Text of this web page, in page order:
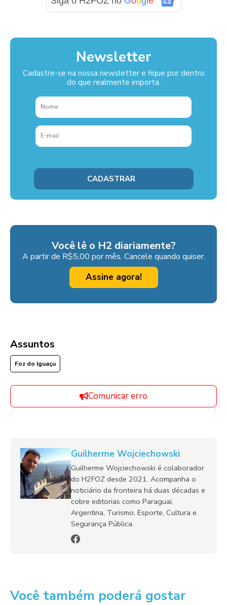
Newsletter
Cadastre-se na nossa newsletter e fique por dentro
do que realmente importa.
Você lê o H2 diariamente?
A partir de R$5,00 por mês. Cancele quando quiser.
Assine agora!
Assuntos
Foz do Iguaçu
Comunicar erro
Guilherme Wojciechowski
Guilherme Wojciechowski é colaborador
do H2FOZ desde 2021. Acompanha o
noticiário da fronteira há duas décadas e
cobre editorias como Paraguai,
Argentina, Turismo, Esporte, Cultura e
Segurança Pública.
Você também poderá gostar